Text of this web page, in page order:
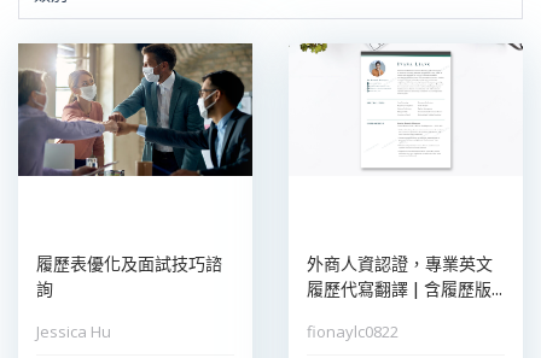
履歷表優化及面試技巧諮
詢
Jessica Hu
外商人資認證，專業英文
履歷代寫翻譯 | 含履歷版...
fionaylc0822